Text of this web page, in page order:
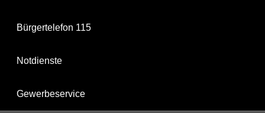
Bürgertelefon 115
Notdienste
Gewerbeservice